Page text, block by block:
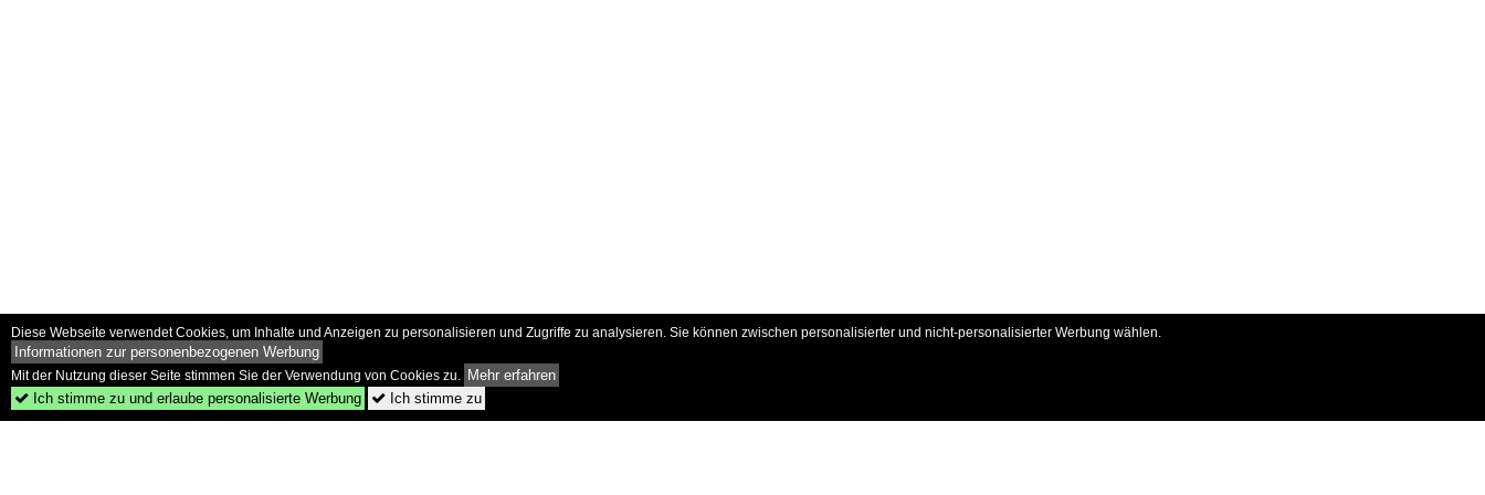
Diese Webseite verwendet Cookies, um Inhalte und Anzeigen zu personalisieren und Zugriffe zu analysieren. Sie können zwischen personalisierter und nicht-personalisierter Werbung wählen.
Informationen zur personenbezogenen Werbung
Mit der Nutzung dieser Seite stimmen Sie der Verwendung von Cookies zu. Mehr erfahren
 Ich stimme zu und erlaube personalisierte Werbung  Ich stimme zu